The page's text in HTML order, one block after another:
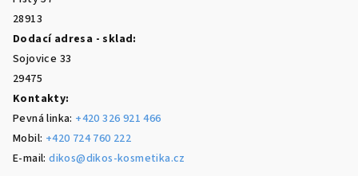
28913
Dodací adresa - sklad:
Sojovice 33
29475
Kontakty:
Pevná linka: +420 326 921 466
Mobil: +420 724 760 222
E-mail:dikos@dikos-kosmetika.cz